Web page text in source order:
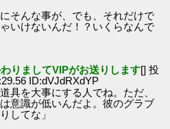
そんな事が、でも、それだけで
いけないんだ！？いくらなんで
りましてVIPがお送りします[] 投
ID:dVJdRXdYP
具を大事にする人でね。ただ、
意識が低いんだよ。彼のグラブ
してな」